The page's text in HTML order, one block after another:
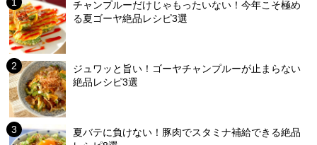
チャンプルーだけじゃもったいない！今年こそ極め
る夏ゴーヤ絶品レシピ3選
ジュワッと旨い！ゴーヤチャンプルーが止まらない
絶品レシピ3選
夏バテに負けない！豚肉でスタミナ補給できる絶品